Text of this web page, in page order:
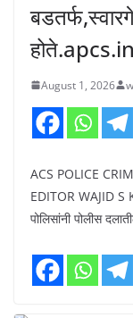
होते.apcs.in
August 1, 2026
ACS POLICE
EDITOR WAJID S
पोलिसांनी पोलीस